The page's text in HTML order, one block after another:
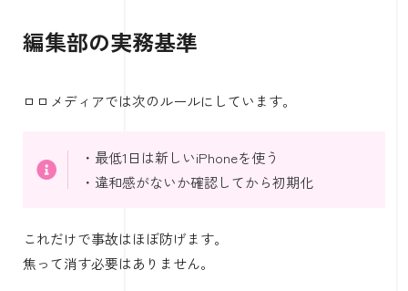
編集部の実務基準
ロロメディアでは次のルールにしています。
・最低1日は新しいiPhoneを使う
・違和感がないか確認してから初期化
これだけで事故はほぼ防げます。
焦って消す必要はありません。